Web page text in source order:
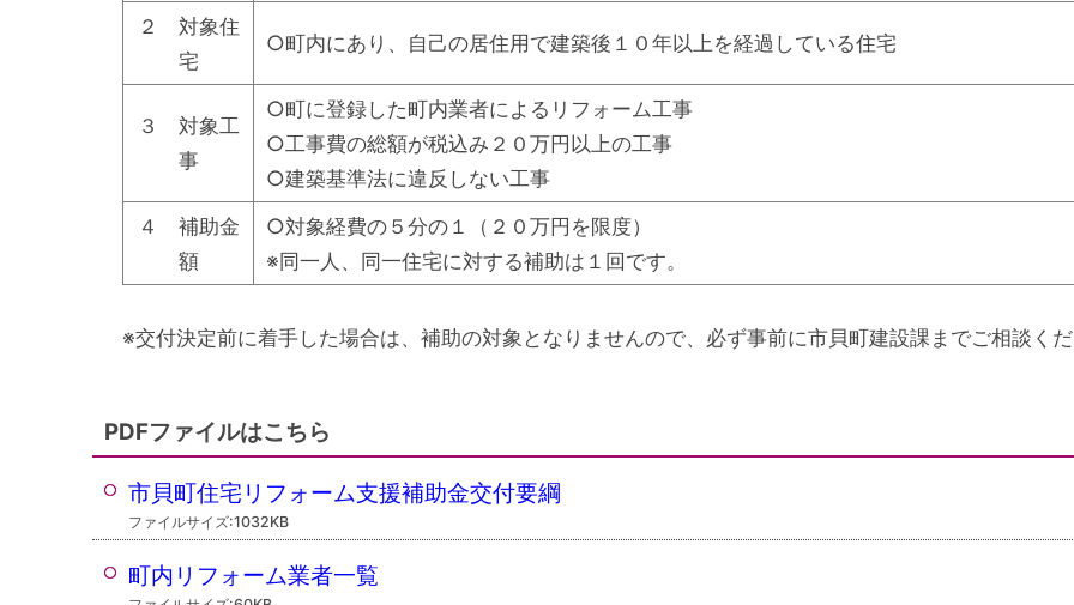
２ 対象住
宅
○町内にあり、自己の居住用で建築後１０年以上を経過している住宅
３ 対象工
事
○町に登録した町内業者によるリフォーム工事
○工事費の総額が税込み２０万円以上の工事
○建築基準法に違反しない工事
４ 補助金
額
○対象経費の５分の１（２０万円を限度）
※同一人、同一住宅に対する補助は１回です。
※交付決定前に着手した場合は、補助の対象となりませんので、必ず事前に市貝町建設課までご相談く
PDFファイルはこちら
市貝町住宅リフォーム支援補助金交付要綱
ファイルサイズ:1032KB
町内リフォーム業者一覧